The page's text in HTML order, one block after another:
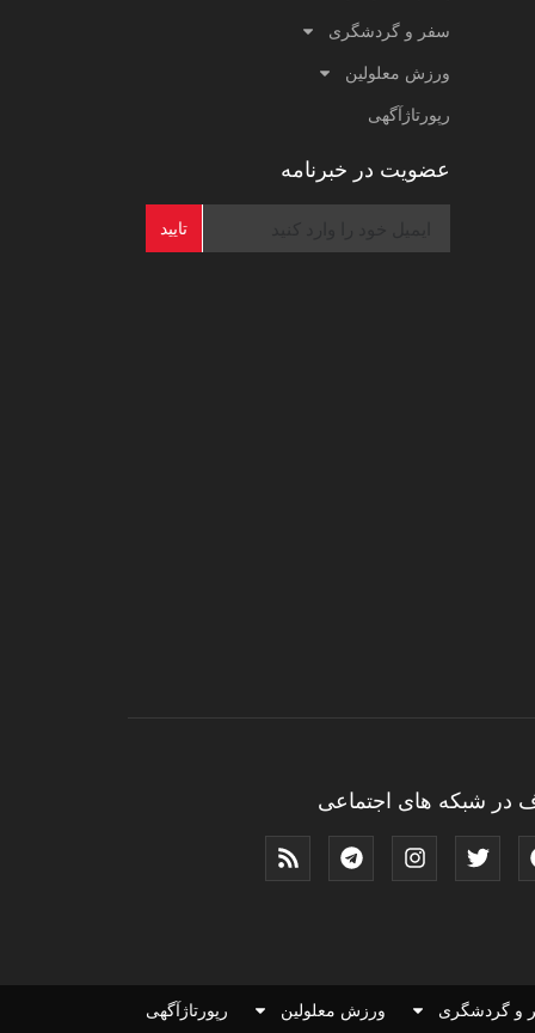
سفر و گردشگری
ورزش معلولین
رپورتاژآگهی
عضویت در خبرنامه
تایید
در شبکه های اجتماعی
و گردشگری ورزش معلولین رپورتاژآگهی